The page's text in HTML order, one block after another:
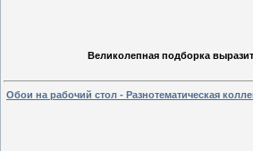
Великолепная подборка
Обои на рабочий стол - Разнотематическая